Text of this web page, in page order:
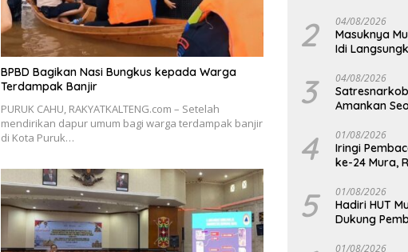
BPBD Bagikan Nasi Bungkus kepada Warga
Terdampak Banjir
PURUK CAHU, RAKYATKALTENG.com – Setelah
mendirikan dapur umum bagi warga terdampak banjir
di Kota Puruk…
2 04/08/2026
Masuknya
Idi
3 04/08/2026
Amankan
Gram
4 01/08/2026
Iringi
ke-24 Mura,
yang Lebih
5 01/08/2026
Hadiri HUT
Dukung
01/08/2026